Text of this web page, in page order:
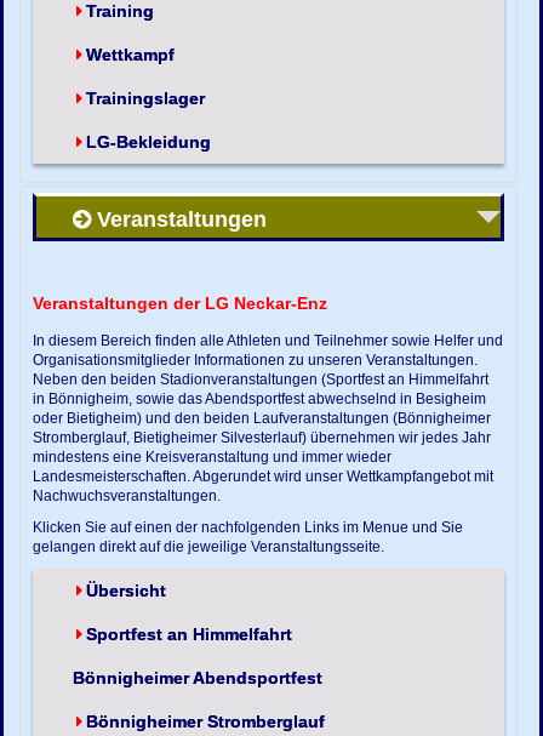
Training
Wettkampf
Trainingslager
LG-Bekleidung
Veranstaltungen
Veranstaltungen der LG Neckar-Enz
In diesem Bereich finden alle Athleten und Teilnehmer sowie Helfer und
Organisationsmitglieder Informationen zu unseren Veranstaltungen.
Neben den beiden Stadionveranstaltungen (Sportfest an Himmelfahrt
in Bönnigheim, sowie das Abendsportfest abwechselnd in Besigheim
oder Bietigheim) und den beiden Laufveranstaltungen (Bönnigheimer
Stromberglauf, Bietigheimer Silvesterlauf) übernehmen wir jedes Jahr
mindestens eine Kreisveranstaltung und immer wieder
Landesmeisterschaften. Abgerundet wird unser Wettkampfangebot mit
Nachwuchsveranstaltungen.
Klicken Sie auf einen der nachfolgenden Links im Menue und Sie
gelangen direkt auf die jeweilige Veranstaltungsseite.
Übersicht
Sportfest an Himmelfahrt
Bönnigheimer Abendsportfest
Bönnigheimer Stromberglauf